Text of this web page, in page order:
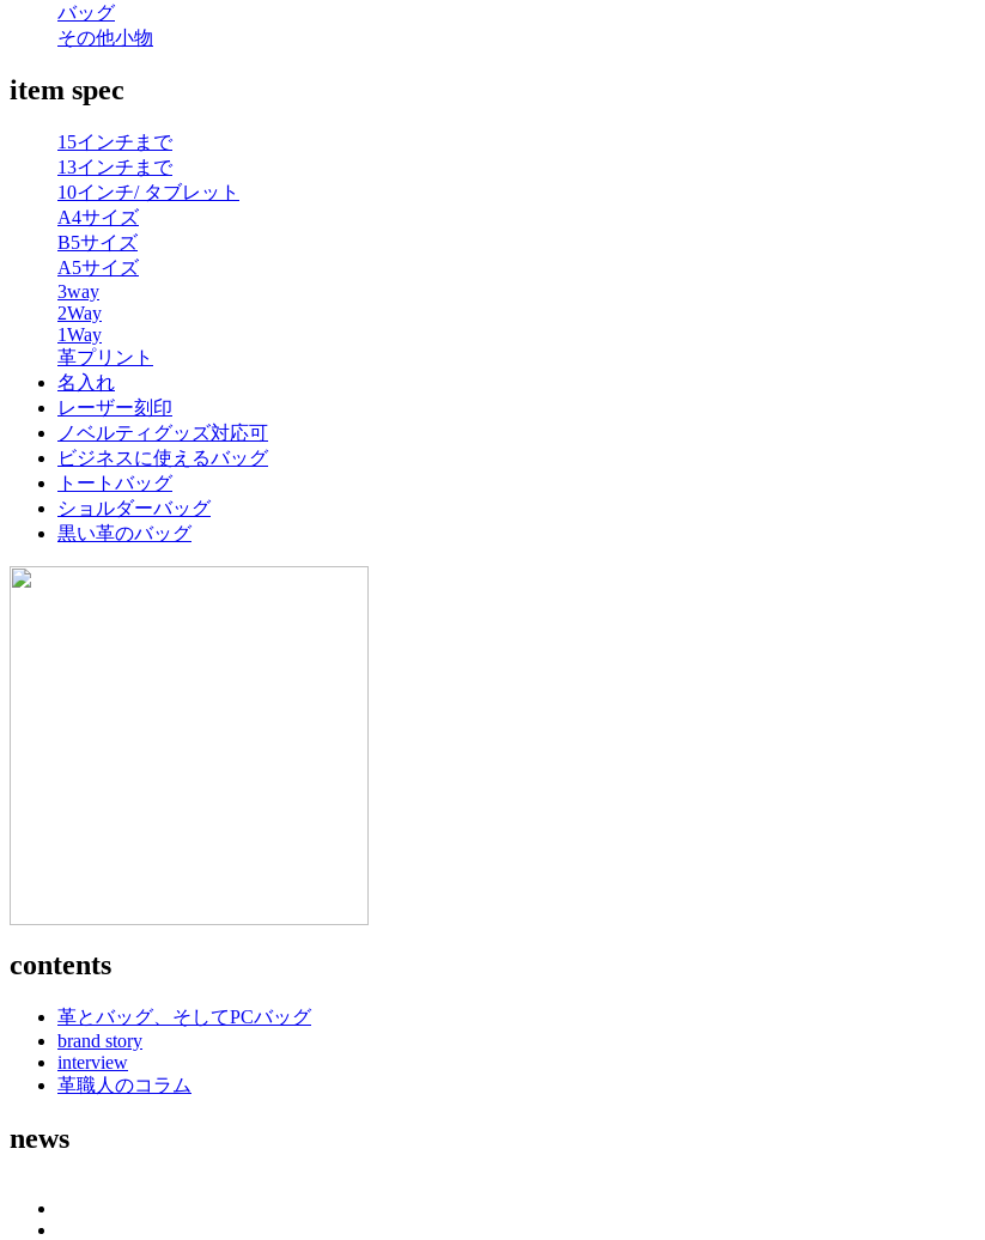
バッグ
その他小物
item spec
15インチまで
13インチまで
10インチ/ タブレット
A4サイズ
B5サイズ
A5サイズ
3way
2Way
1Way
革プリント
名入れ
レーザー刻印
ノベルティグッズ対応可
ビジネスに使えるバッグ
トートバッグ
ショルダーバッグ
黒い革のバッグ
contents
革とバッグ、そしてPCバッグ
brand story
interview
革職人のコラム
news